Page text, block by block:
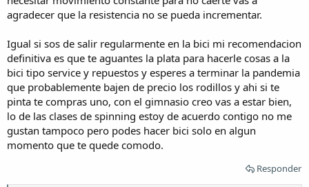
agradecer que la resistencia no se pueda incrementar.
Igual si sos de salir regularmente en la bici mi recomendacion
definitiva es que te aguantes la plata para hacerle cosas a la
bici tipo service y repuestos y esperes a terminar la pandemia
que probablemente bajen de precio los rodillos y ahi si te
pinta te compras uno, con el gimnasio creo vas a estar bien,
lo de las clases de spinning estoy de acuerdo contigo no me
gustan tampoco pero podes hacer bici solo en algun
momento que te quede comodo.
Responder